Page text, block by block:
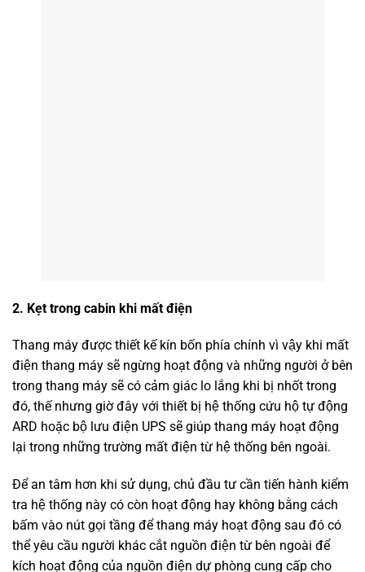
2. Kẹt trong cabin khi mất điện
Thang máy được thiết kế kín bốn phía chính vì vậy khi mất
điện thang máy sẽ ngừng hoạt động và những người ở bên
trong thang máy sẽ có cảm giác lo lắng khi bị nhốt trong
đó, thế nhưng giờ đây với thiết bị hệ thống cứu hộ tự động
ARD hoặc bộ lưu điện UPS sẽ giúp thang máy hoạt động
lại trong những trường mất điện từ hệ thống bên ngoài.
Để an tâm hơn khi sử dụng, chủ đầu tư cần tiến hành kiểm
tra hệ thống này có còn hoạt động hay không bằng cách
bấm vào nút gọi tầng để thang máy hoạt động sau đó có
thể yêu cầu người khác cắt nguồn điện từ bên ngoài để
kích hoạt động của nguồn điện dự phòng cung cấp cho